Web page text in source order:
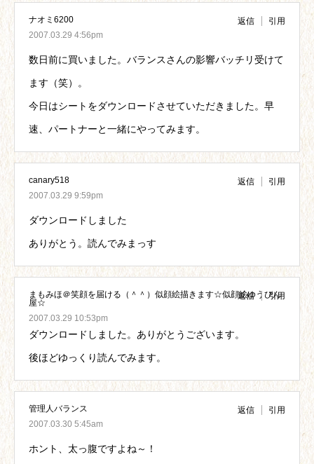
ナオミ6200
2007.03.29 4:56pm
返信 引用
数日前に買いました。バランスさんの影響バッチリ受けて
ます（笑）。
今日はシートをダウンロードさせていただきました。早
速、パートナーと一緒にやってみます。
canary518
2007.03.29 9:59pm
返信 引用
ダウンロードしました
ありがとう。読んでみまっす
まもみほ＠笑顔を届ける（＾＾）似顔絵描きます☆似顔絵ゆうびん
屋☆
2007.03.29 10:53pm
返信 引用
ダウンロードしました。ありがとうございます。
後ほどゆっくり読んでみます。
管理人バランス
2007.03.30 5:45am
返信 引用
ホント、太っ腹ですよね～！